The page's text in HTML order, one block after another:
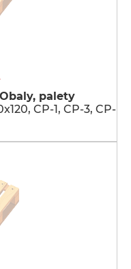
palety
CP-1, CP-3, CP-